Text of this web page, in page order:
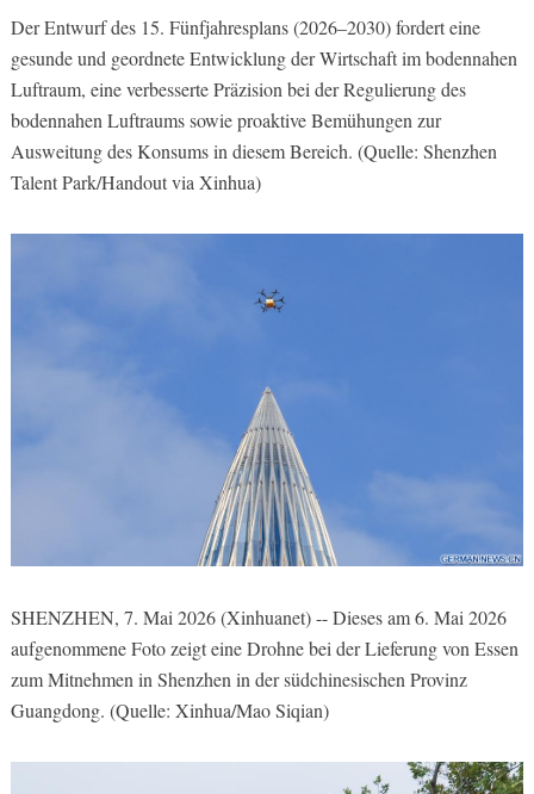
Der Entwurf des 15. Fünfjahresplans (2026–2030) fordert eine
gesunde und geordnete Entwicklung der Wirtschaft im bodennahen
Luftraum, eine verbesserte Präzision bei der Regulierung des
bodennahen Luftraums sowie proaktive Bemühungen zur
Ausweitung des Konsums in diesem Bereich. (Quelle: Shenzhen
Talent Park/Handout via Xinhua)
SHENZHEN, 7. Mai 2026 (Xinhuanet) -- Dieses am 6. Mai 2026
aufgenommene Foto zeigt eine Drohne bei der Lieferung von Essen
zum Mitnehmen in Shenzhen in der südchinesischen Provinz
Guangdong. (Quelle: Xinhua/Mao Siqian)